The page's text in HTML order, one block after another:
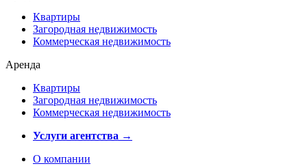
Квартиры
Загородная недвижимость
Коммерческая недвижимость
Аренда
Квартиры
Загородная недвижимость
Коммерческая недвижимость
Услуги агентства →
О компании